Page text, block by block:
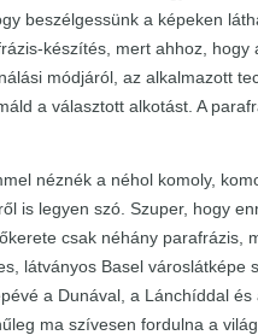
beszélgessünk a képeken
készítés, mert ahhoz, hogy
módjáról, az alkalmazott
a választott alkotást. A
néznék a néhol komoly,
is legyen szó. Szuper, hogy
csak néhány parafrázis,
látványos Basel városlátképe
a Dunával, a Lánchíddal és
ma szívesen fordulna a